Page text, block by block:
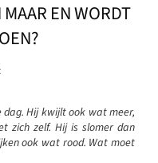
EN WORDT
Hij kwijlt ook wat meer,
zich zelf. Hij is slomer dan
ook wat rood. Wat moet